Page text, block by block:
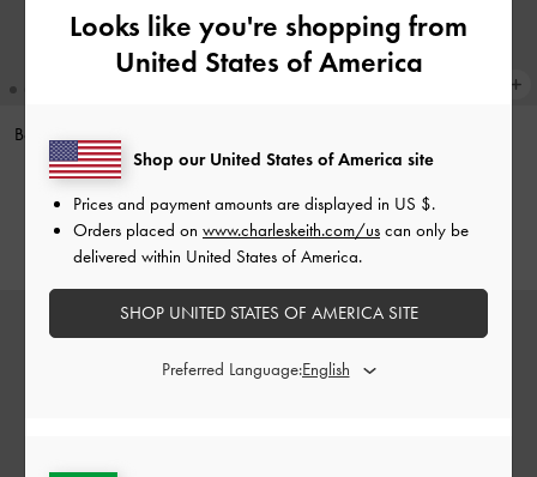
Bolsa de selim de couro Gabine
Caramelo De Manteiga
US$159.00
Multicolorido
US$33.00
Looks like you're shopping from
United States of America
Shop our United States of America site
Prices and payment amounts are displayed in US $.
Orders placed on www.charleskeith.com/us can only be
delivered within United States of America.
SHOP UNITED STATES OF AMERICA SITE
Preferred Language: